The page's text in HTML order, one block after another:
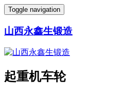
Toggle navigation
山西永鑫生锻造
起重机车轮